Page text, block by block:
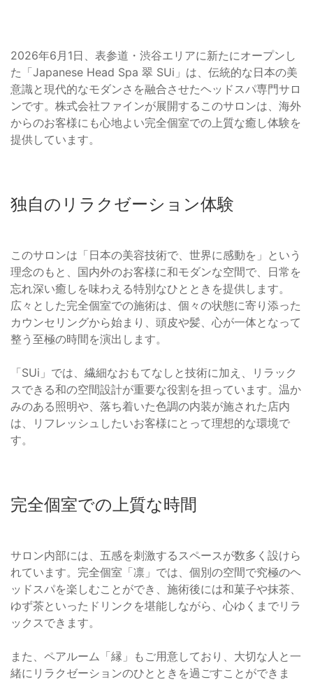
2026年6月1日、表参道・渋谷エリアに新たにオープンし
た「Japanese Head Spa 翠 SUi」は、伝統的な日本の美
意識と現代的なモダンさを融合させたヘッドスパ専門サロ
ンです。株式会社ファインが展開するこのサロンは、海外
からのお客様にも心地よい完全個室での上質な癒し体験を
提供しています。
独自のリラクゼーション体験
このサロンは「日本の美容技術で、世界に感動を」という
理念のもと、国内外のお客様に和モダンな空間で、日常を
忘れ深い癒しを味わえる特別なひとときを提供します。
広々とした完全個室での施術は、個々の状態に寄り添った
カウンセリングから始まり、頭皮や髪、心が一体となって
整う至極の時間を演出します。
「SUi」では、繊細なおもてなしと技術に加え、リラック
スできる和の空間設計が重要な役割を担っています。温か
みのある照明や、落ち着いた色調の内装が施された店内
は、リフレッシュしたいお客様にとって理想的な環境で
す。
完全個室での上質な時間
サロン内部には、五感を刺激するスペースが数多く設けら
れています。完全個室「凛」では、個別の空間で究極のヘ
ッドスパを楽しむことができ、施術後には和菓子や抹茶、
ゆず茶といったドリンクを堪能しながら、心ゆくまでリラ
ックスできます。
また、ペアルーム「縁」もご用意しており、大切な人と一
緒にリラクゼーションのひとときを過ごすことができま